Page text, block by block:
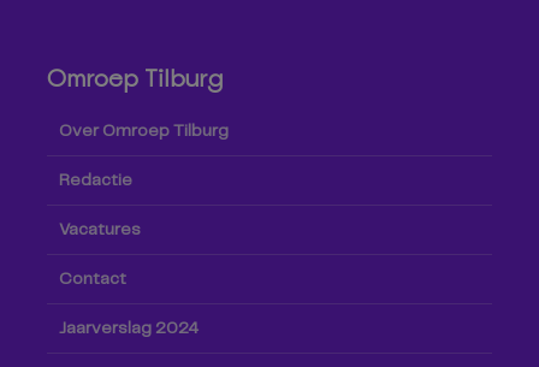
Omroep Tilburg
Over Omroep Tilburg
Redactie
Vacatures
Contact
Jaarverslag 2024